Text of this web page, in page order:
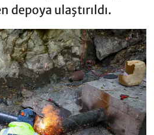
depoya ulaştırıldı.